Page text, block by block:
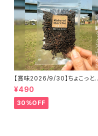
【賞味2026/9/30】ちょこっと
「鹿内臓mixふりかけ」ジビエ鹿
おやつ
¥490
30%OFF